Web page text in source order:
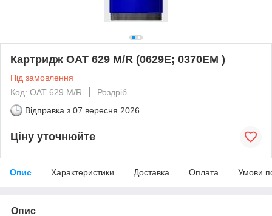
Картридж OAT 629 M/R (0629E; 0370EM )
Під замовлення
Код: OAT 629 M/R
Роздріб
Відправка з 07 вересня 2026
Ціну уточнюйте
Опис Характеристики Доставка Оплата Умови
Опис